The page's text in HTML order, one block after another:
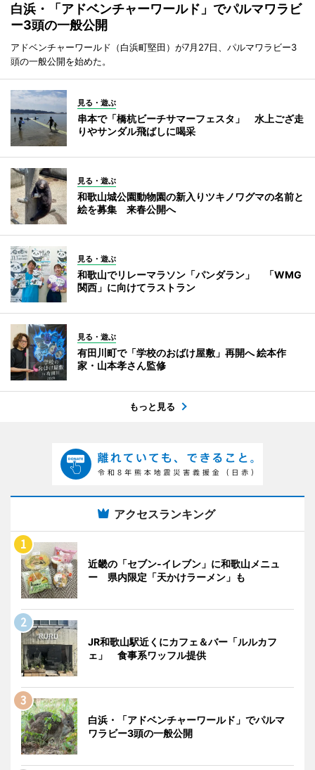
白浜・「アドベンチャーワールド」でパルマワラビ
ー3頭の一般公開
アドベンチャーワールド（白浜町堅田）が7月27日、パルマワラビー3
頭の一般公開を始めた。
見る・遊ぶ
串本で「橋杭ビーチサマーフェスタ」 水上ござ走
りやサンダル飛ばしに喝采
見る・遊ぶ
和歌山城公園動物園の新入りツキノワグマの名前と
絵を募集 来春公開へ
見る・遊ぶ
和歌山でリレーマラソン「パンダラン」 「WMG
関西」に向けてラストラン
見る・遊ぶ
有田川町で「学校のおばけ屋敷」再開へ 絵本作
家・山本孝さん監修
もっと見る
アクセスランキング
近畿の「セブン-イレブン」に和歌山メニュ
ー 県内限定「天かけラーメン」も
JR和歌山駅近くにカフェ＆バー「ルルカフ
ェ」 食事系ワッフル提供
白浜・「アドベンチャーワールド」でパルマ
ワラビー3頭の一般公開